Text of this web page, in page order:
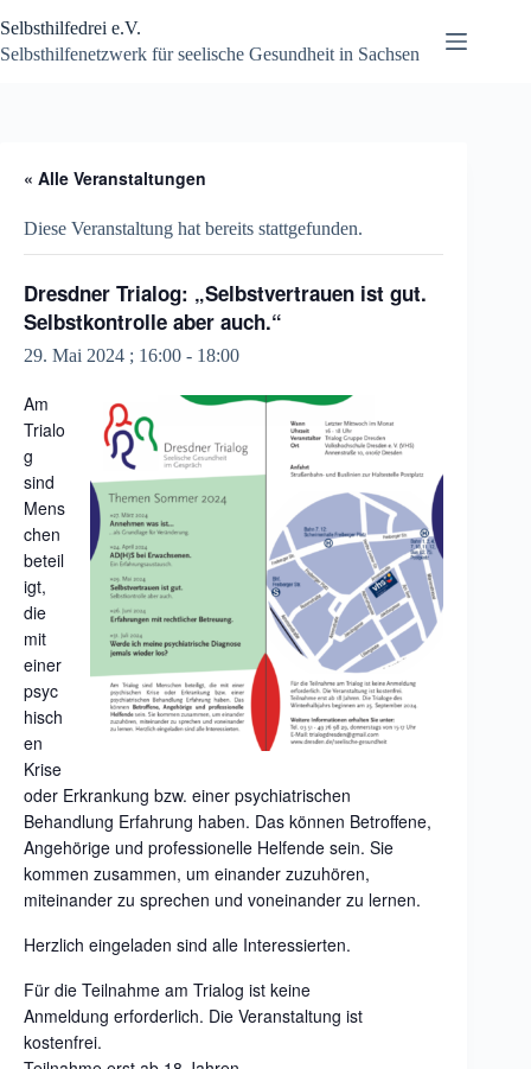
Inhalt
springen
Selbsthilfedrei e.V.
Selbsthilfenetzwerk für seelische Gesundheit in Sachsen
« Alle Veranstaltungen
Diese Veranstaltung hat bereits stattgefunden.
Dresdner Trialog: „Selbstvertrauen ist gut.
Selbstkontrolle aber auch.“
29. Mai 2024 ; 16:00 - 18:00
Am
Trialo
g
sind
Mens
chen
beteil
igt,
die
mit
einer
psyc
hisch
en
Krise
oder Erkrankung bzw. einer psychiatrischen
Behandlung Erfahrung haben. Das können Betroffene,
Angehörige und professionelle Helfende sein. Sie
kommen zusammen, um einander zuzuhören,
miteinander zu sprechen und voneinander zu lernen.
Herzlich eingeladen sind alle Interessierten.
Für die Teilnahme am Trialog ist keine
Anmeldung erforderlich. Die Veranstaltung ist
kostenfrei.